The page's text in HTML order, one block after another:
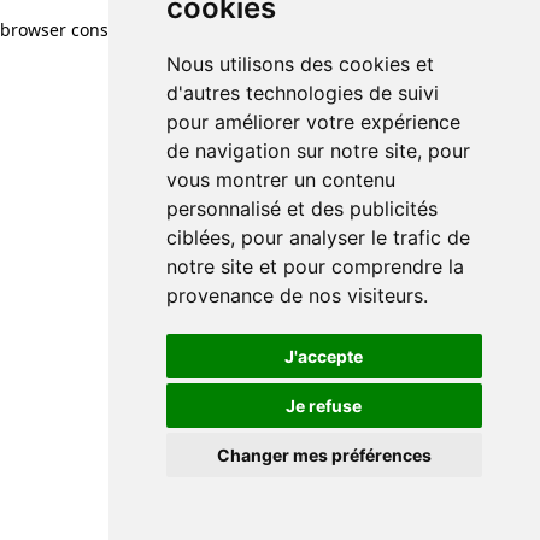
cookies
Nous utilisons des cookies et
d'autres technologies de suivi
pour améliorer votre expérience
de navigation sur notre site, pour
vous montrer un contenu
personnalisé et des publicités
ciblées, pour analyser le trafic de
notre site et pour comprendre la
provenance de nos visiteurs.
J'accepte
Je refuse
Changer mes préférences
browser console for more information)